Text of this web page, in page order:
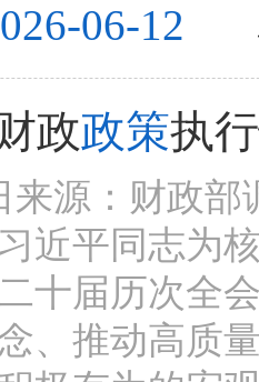
06-12
政政策执
来源：财政
近平同志为
十届历次全
、推动高质